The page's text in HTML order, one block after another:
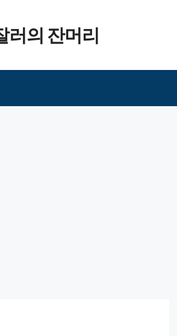
러의 잔머리